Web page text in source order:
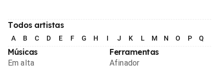
Todos artistas
A B C D E F G H I J K L M N O P Q
Músicas
Em alta
Ferramentas
Afinador